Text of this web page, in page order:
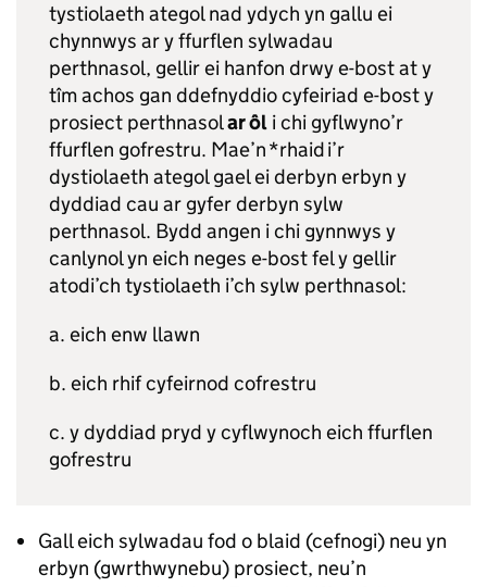
tystiolaeth ategol nad ydych yn gallu ei
chynnwys ar y ffurflen sylwadau
perthnasol, gellir ei hanfon drwy e-bost at y
tîm achos gan ddefnyddio cyfeiriad e-bost y
prosiect perthnasolar ôl i chi gyflwyno’r
ffurflen gofrestru. Mae’n *rhaid i’r
dystiolaeth ategol gael ei derbyn erbyn y
dyddiad cau ar gyfer derbyn sylw
perthnasol. Bydd angen i chi gynnwys y
canlynol yn eich neges e-bost fel y gellir
atodi’ch tystiolaeth i’ch sylw perthnasol:
a. eich enw llawn
b. eich rhif cyfeirnod cofrestru
c. y dyddiad pryd y cyflwynoch eich ffurflen
gofrestru
Gall eich sylwadau fod o blaid (cefnogi) neu yn
erbyn (gwrthwynebu) prosiect, neu’n